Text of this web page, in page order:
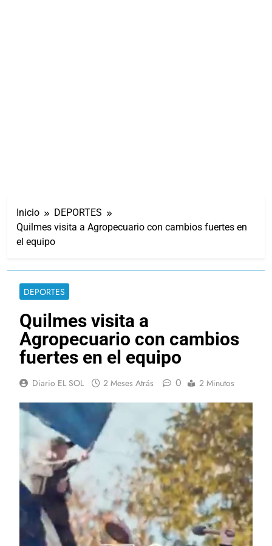
Inicio
DEPORTES
Quilmes visita a Agropecuario con cambios fuertes en
el equipo
DEPORTES
Quilmes visita a
Agropecuario con cambios
fuertes en el equipo
Diario EL SOL 2 Meses Atrás 0 2 Minutos